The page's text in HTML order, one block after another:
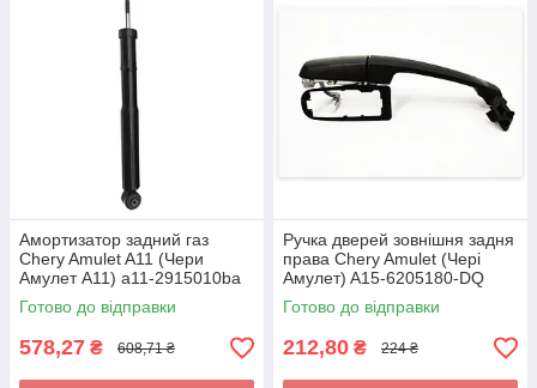
Амортизатор задний газ
Chery Amulet A11 (Чери
Амулет А11) a11-2915010ba
(Склад ASM-UKR)
Готово до відправки
578,27 ₴ 608,71 ₴
Ручка дверей зовнішня задня
права Chery Amulet (Чері
Амулет) A15-6205180-DQ
(Склад ASM-UKR)
Готово до відправки
212,80 ₴ 224 ₴